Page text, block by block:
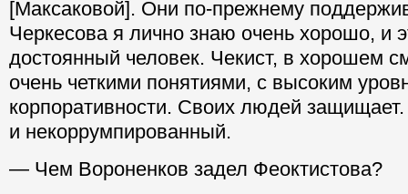
[Максаковой]. Они по-прежнему
Черкесова я лично знаю очень хорошо, и
достоянный человек. Чекист, в хорошем
очень четкими понятиями, с высоким
корпоративности. Своих людей
и некоррумпированный.
— Чем Вороненков задел Феоктистова?